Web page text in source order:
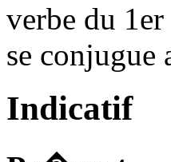
verbe du
se conjugue
Indicatif